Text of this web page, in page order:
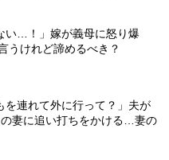
い…！」嫁が義母に怒り爆
うけれど諦めるべき？
を連れて外に行って？」夫が
妻に追い打ちをかける…妻の